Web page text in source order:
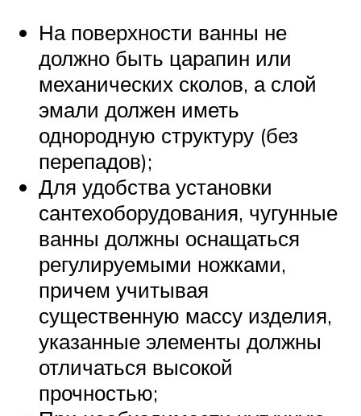
На поверхности ванны не
должно быть царапин или
механических сколов, а слой
эмали должен иметь
однородную структуру (без
перепадов);
Для удобства установки
сантехоборудования, чугунные
ванны должны оснащаться
регулируемыми ножками,
причем учитывая
существенную массу изделия,
указанные элементы должны
отличаться высокой
прочностью;